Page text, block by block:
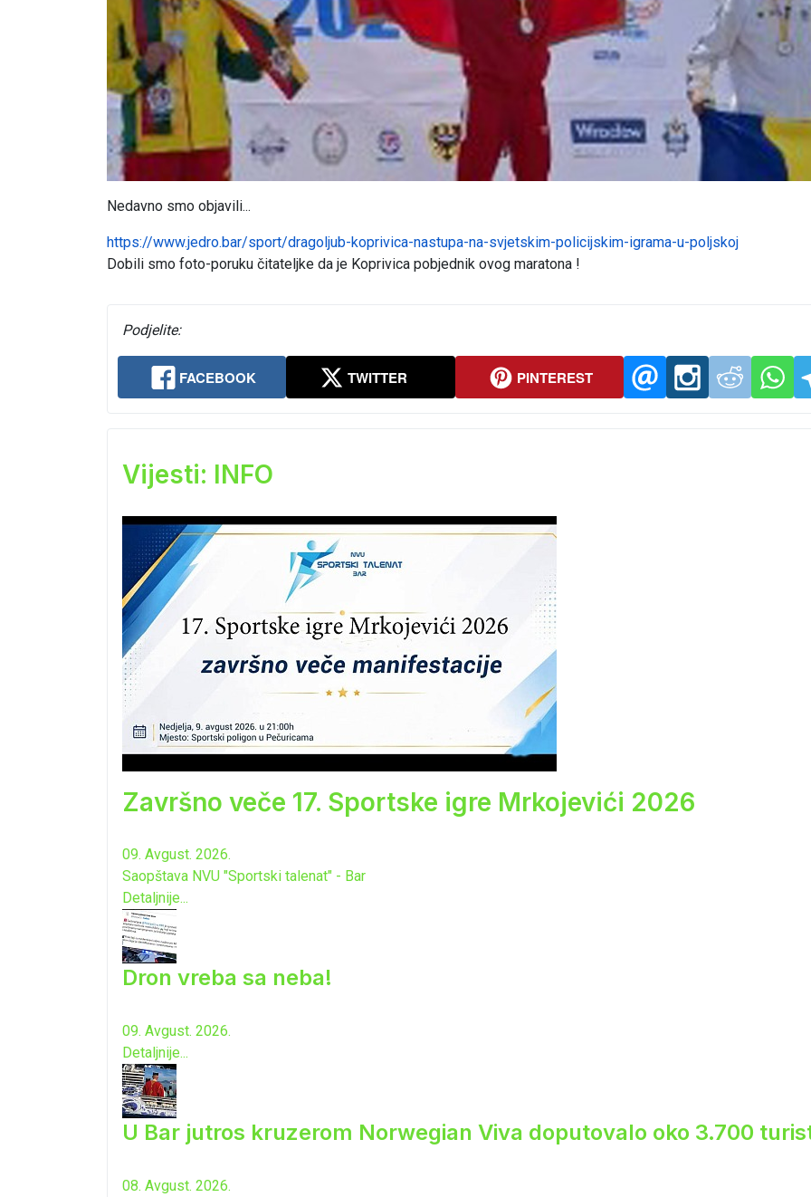
Nedavno smo objavili...
https://www.jedro.bar/sport/dragoljub-koprivica-nastupa-na-svjetskim-policijskim-igrama-u-poljskoj
Dobili smo foto-poruku čitateljke da je Koprivica pobjednik ovog maratona !
Podjelite:
FACEBOOK TWITTER PINTEREST
Vijesti: INFO
Završno veče 17. Sportske igre Mrkojevići 2026
09. Avgust. 2026.
Saopštava NVU "Sportski talenat" - Bar
Detaljnije...
Dron vreba sa neba!
09. Avgust. 2026.
Detaljnije...
U Bar jutros kruzerom Norwegian Viva doputovalo oko 3.700
08. Avgust. 2026.